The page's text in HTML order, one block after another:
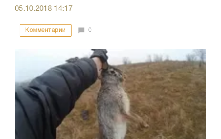
05.10.2018 14:17
Комментарии 0